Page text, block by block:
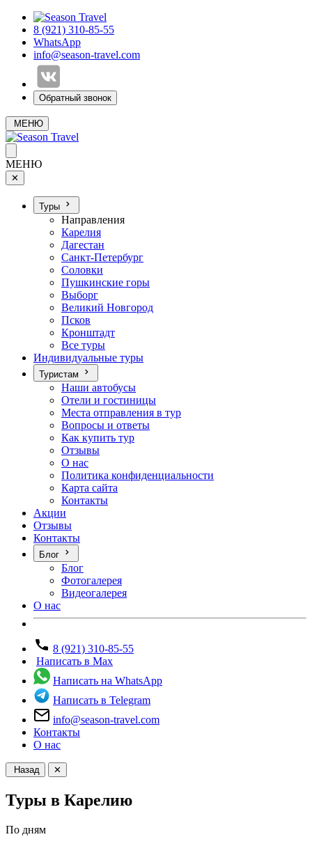
8 (921) 310-85-55
WhatsApp
info@season-travel.com
Обратный звонок
МЕНЮ
МЕНЮ
✕
Туры
Направления
Карелия
Дагестан
Санкт-Петербург
Соловки
Пушкинские горы
Выборг
Великий Новгород
Псков
Кронштадт
Все туры
Индивидуальные туры
Туристам
Наши автобусы
Отели и гостиницы
Места отправления в тур
Вопросы и ответы
Как купить тур
Отзывы
О нас
Политика конфиденциальности
Карта сайта
Контакты
Акции
Отзывы
Контакты
Блог
Блог
Фотогалерея
Видеогалерея
О нас
8 (921) 310-85-55
Написать в Max
Написать на WhatsApp
Написать в Telegram
info@season-travel.com
Контакты
О нас
Назад ✕
Туры в Карелию
По дням